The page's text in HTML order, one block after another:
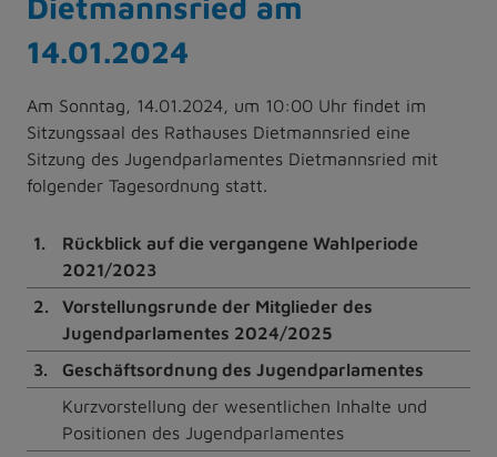
14.01.2024
Am Sonntag, 14.01.2024, um 10:00 Uhr findet im
Sitzungssaal des Rathauses Dietmannsried eine
Sitzung des Jugendparlamentes Dietmannsried mit
folgender Tagesordnung statt.
1.
Rückblick auf die vergangene Wahlperiode
2021/2023
2.
Vorstellungsrunde der Mitglieder des
Jugendparlamentes 2024/2025
3.
Geschäftsordnung des Jugendparlamentes
Kurzvorstellung der wesentlichen Inhalte und
Positionen des Jugendparlamentes